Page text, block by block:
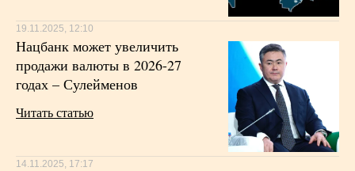
19.11.2025, 12:10
Нацбанк может увеличить
продажи валюты в 2026-27
годах – Сулейменов
Читать статью
14.11.2025, 17:17